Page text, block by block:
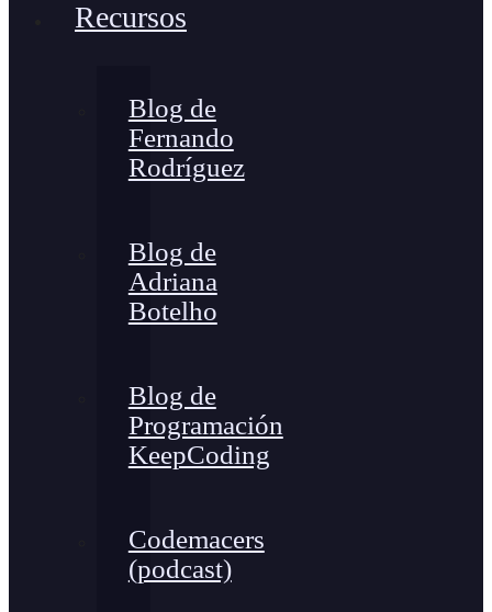
Recursos
Blog de
Fernando
Rodríguez
Blog de
Adriana
Botelho
Blog de
Programación
KeepCoding
Codemacers
(podcast)